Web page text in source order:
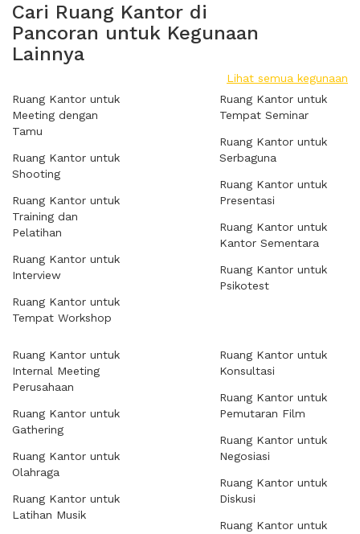
Cari Ruang Kantor di
Pancoran untuk Kegunaan
Lainnya
Lihat semua kegunaan
Ruang Kantor untuk
Meeting dengan
Tamu
Ruang Kantor untuk
Shooting
Ruang Kantor untuk
Training dan
Pelatihan
Ruang Kantor untuk
Interview
Ruang Kantor untuk
Tempat Workshop
Ruang Kantor untuk
Tempat Seminar
Ruang Kantor untuk
Serbaguna
Ruang Kantor untuk
Presentasi
Ruang Kantor untuk
Kantor Sementara
Ruang Kantor untuk
Psikotest
Ruang Kantor untuk
Internal Meeting
Perusahaan
Ruang Kantor untuk
Gathering
Ruang Kantor untuk
Olahraga
Ruang Kantor untuk
Latihan Musik
Ruang Kantor untuk
Konsultasi
Ruang Kantor untuk
Pemutaran Film
Ruang Kantor untuk
Negosiasi
Ruang Kantor untuk
Diskusi
Ruang Kantor untuk